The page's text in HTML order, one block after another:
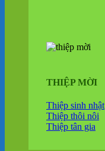
THIỆP MỜI
Thiệp sinh nhật
Thiệp thôi nôi
Thiệp tân gia